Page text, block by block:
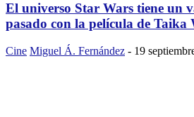
El universo Star Wars tiene un
pasado con la película de Taika
Cine Miguel Á. Fernández - 19